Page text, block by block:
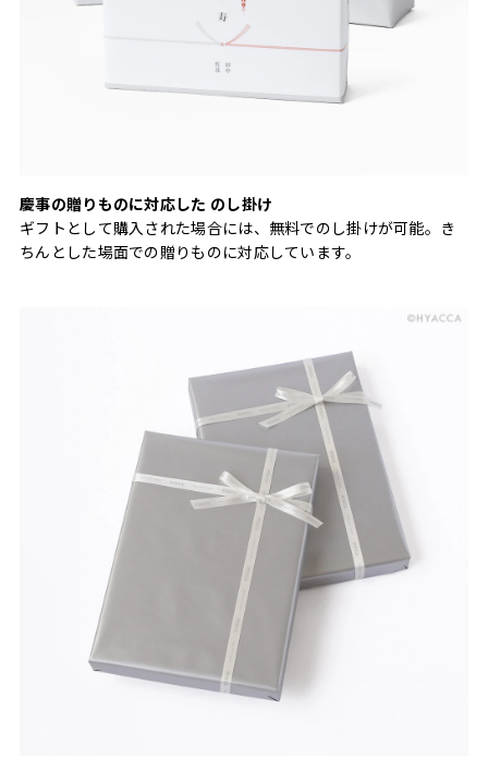
慶事の贈りものに対応した のし掛け
ギフトとして購入された場合には、無料でのし掛けが可能。き
ちんとした場面での贈りものに対応しています。